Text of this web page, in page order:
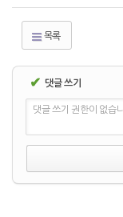
목록
✔ 댓글 쓰기
댓글 쓰기 권한이 없습